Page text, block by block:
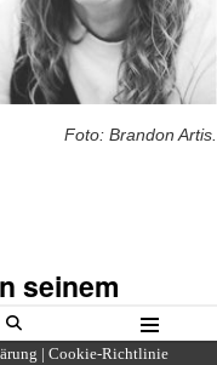
MENÜ
Foto: Brandon Artis.
seinem
So ein
es ja auch
| Cookie-Richtlinie